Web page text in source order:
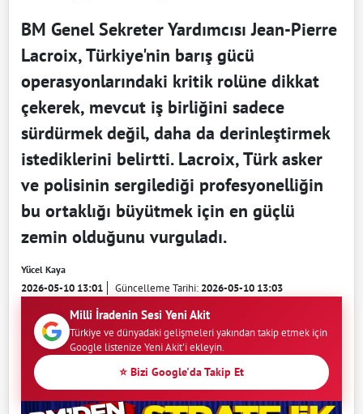
BM Genel Sekreter Yardımcısı Jean-Pierre
Lacroix, Türkiye'nin barış gücü
operasyonlarındaki kritik rolüne dikkat
çekerek, mevcut iş birliğini sadece
sürdürmek değil, daha da derinleştirmek
istediklerini belirtti. Lacroix, Türk asker
ve polisinin sergilediği profesyonelliğin
bu ortaklığı büyütmek için en güçlü
zemin olduğunu vurguladı.
Yücel Kaya
2026-05-10 13:01 Güncelleme Tarihi:2026-05-10 13:03
Milli İradenin Sesi Yeni Akit
Türkiye ve dünyadaki gelişmeleri yakından takip etmek için
Google listenize Yeni Akit'i ekleyin.
⭐ Bizi Google'da Takip Et